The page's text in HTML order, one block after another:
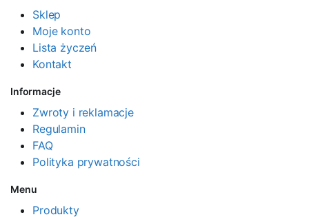
Sklep
Moje konto
Lista życzeń
Kontakt
Informacje
Zwroty i reklamacje
Regulamin
FAQ
Polityka prywatności
Menu
Produkty